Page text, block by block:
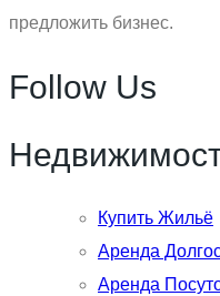
предложить бизнес.
Follow Us
Купить Жильё
Аренда
Аренда